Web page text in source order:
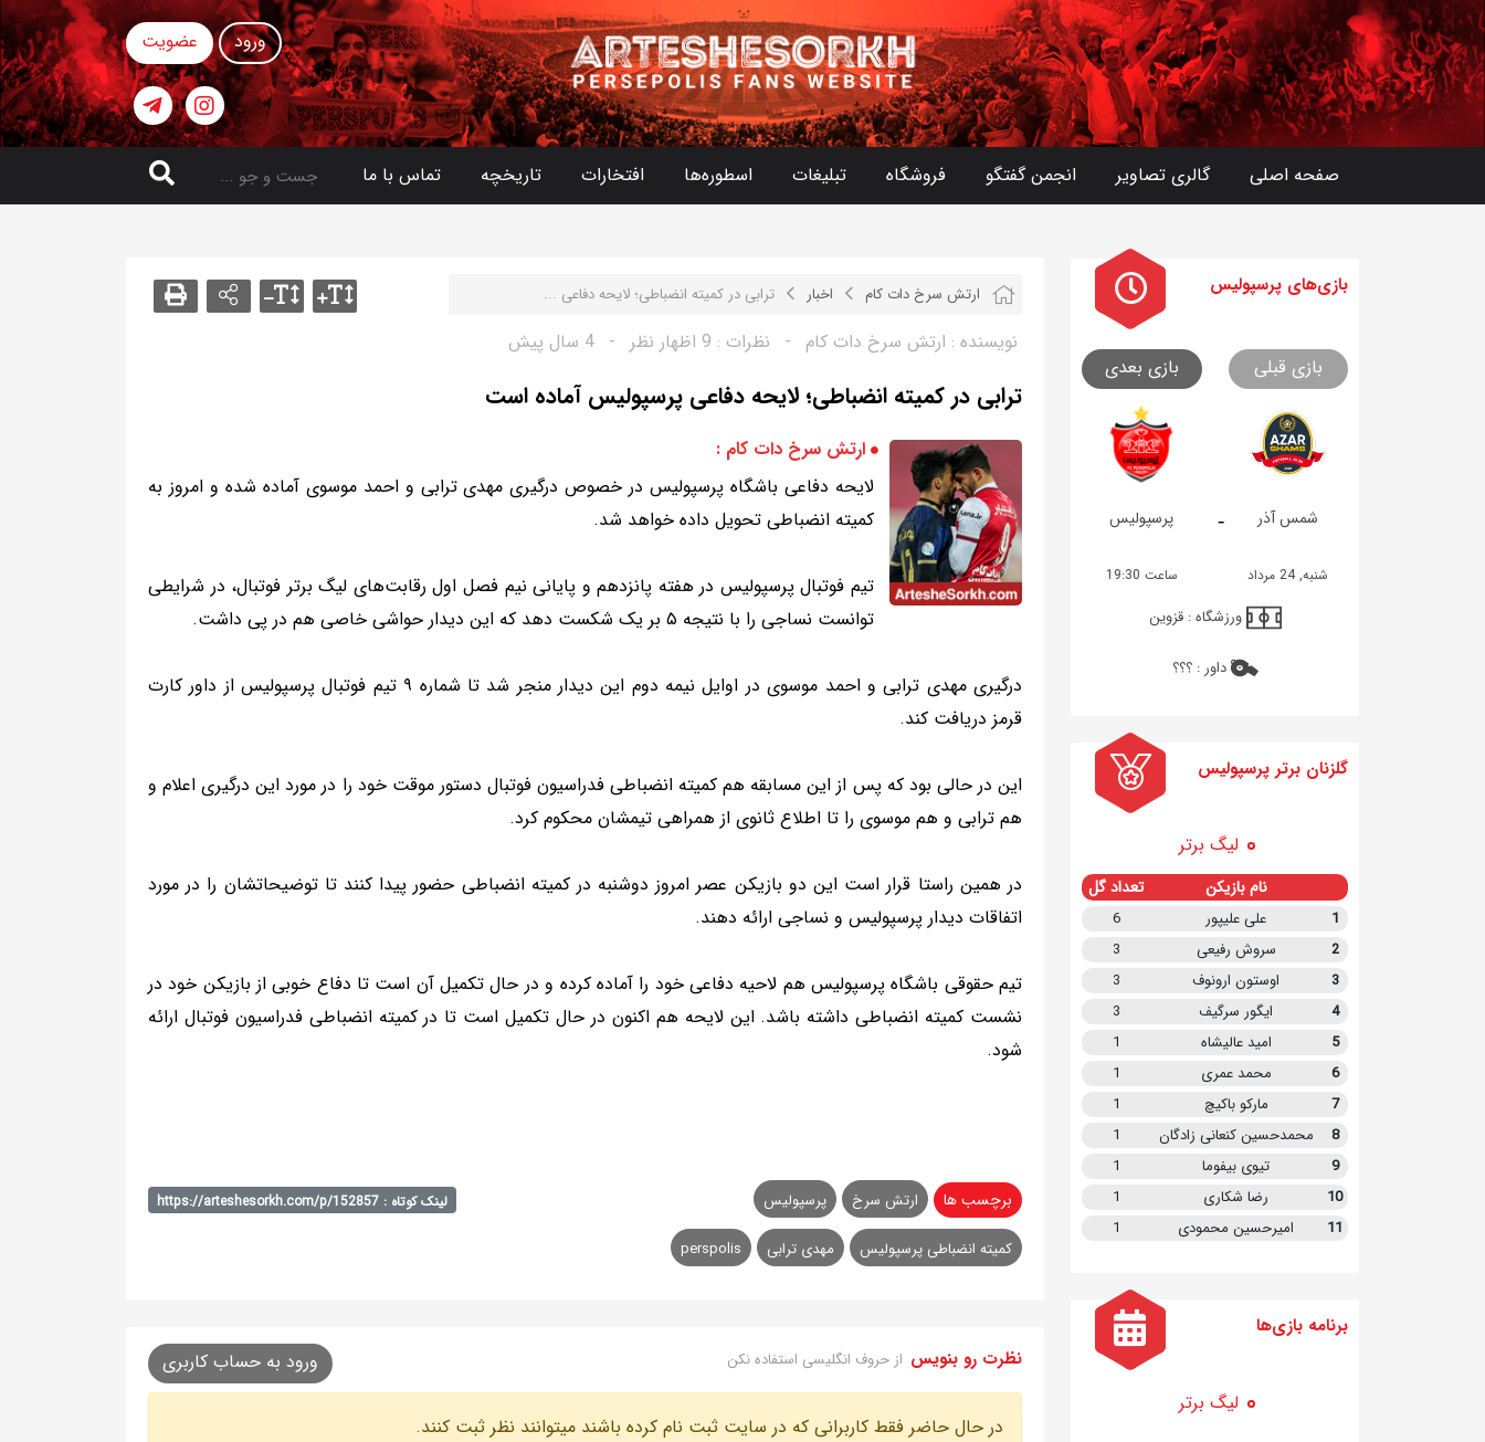
ورود عضویت
صفحه اصلی گالری تصاویر انجمن گفتگو فروشگاه تبلیغات اسطوره‌ها افتخارات تاریخچه تماس با ما
ارتش سرخ دات کام اخبار ترابی در کمیته انضباطی؛ لایحه دفاعی ...
نویسنده : ارتش سرخ دات کام - نظرات : 9 اظهار نظر - 4 سال پیش
ترابی در کمیته انضباطی؛ لایحه دفاعی پرسپولیس آماده است
ارتش سرخ دات کام :
لایحه دفاعی باشگاه پرسپولیس در خصوص درگیری مهدی ترابی و احمد موسوی آماده شده و امروز به
کمیته انضباطی تحویل داده خواهد شد.
تیم فوتبال پرسپولیس در هفته پانزدهم و پایانی نیم فصل اول رقابت‌های لیگ برتر فوتبال، در شرایطی
توانست نساجی را با نتیجه ۵ بر یک شکست دهد که این دیدار حواشی خاصی هم در پی داشت.
درگیری مهدی ترابی و احمد موسوی در اوایل نیمه دوم این دیدار منجر شد تا شماره ۹ تیم فوتبال پرسپولیس از داور کارت
قرمز دریافت کند.
این در حالی بود که پس از این مسابقه هم کمیته انضباطی فدراسیون فوتبال دستور موقت خود را در مورد این درگیری اعلام و
هم ترابی و هم موسوی را تا اطلاع ثانوی از همراهی تیمشان محکوم کرد.
در همین راستا قرار است این دو بازیکن عصر امروز دوشنبه در کمیته انضباطی حضور پیدا کنند تا توضیحاتشان را در مورد
اتفاقات دیدار پرسپولیس و نساجی ارائه دهند.
تیم حقوقی باشگاه پرسپولیس هم لاحیه دفاعی خود را آماده کرده و در حال تکمیل آن است تا دفاع خوبی از بازیکن خود در
نشست کمیته انضباطی داشته باشد. این لایحه هم اکنون در حال تکمیل است تا در کمیته انضباطی فدراسیون فوتبال ارائه
شود.
برچسب ها ارتش سرخ پرسپولیس
کمیته انضباطی پرسپولیس مهدی ترابی perspolis
لینک کوتاه : https://arteshesorkh.com/p/152857
نظرت رو بنویس از حروف انگلیسی استفاده نکن ورود به حساب کاربری
در حال حاضر فقط کاربرانی که در سایت ثبت نام کرده باشند میتوانند نظر ثبت کنند.
بازی های پرسپولیس
بازی قبلی بازی بعدی
- شمس آذر پرسپولیس
شنبه, 24 مرداد ساعت 19:30
ورزشگاه :قزوین
داور :؟؟؟
گلزنان برتر پرسپولیس
لیگ برتر
نام بازیکن تعداد گل
1 علی علیپور
6
2
سروش رفیعی
3
3
اوستون ارونوف
3
4
ایگور سرگیف
3
5
امید عالیشاه
1
6
محمد عمری
1
7
مارکو باکیچ
1
8
محمدحسین کنعانی زادگان
1
9
تیوی بیفوما
1
10
رضا شکاری
1
11
امیرحسین محمودی 1
برنامه بازی ها
لیگ برتر